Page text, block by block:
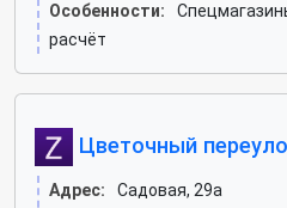
Особенности:
расчёт
Цветочный
Адрес:
Садовая, 29а